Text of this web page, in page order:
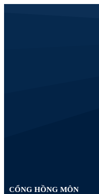
CỔNG HỒNG MÔN